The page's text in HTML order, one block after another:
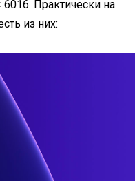
Практически на
из них: